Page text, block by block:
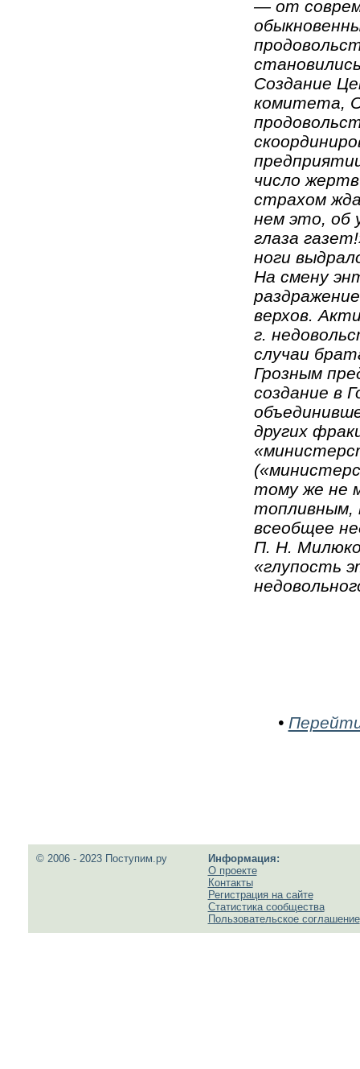
— от
Создание
комитета,
число
страхом
нем это, об
глаза
ноги
На смену
верхов.
г.
случаи
Грозным
создание в
других
тому же не
топливным,
всеобщее
П. Н.
«глупость
•
© 2006 - 2023 Поступим.ру
Информация:
О проекте
Контакты
Регистрация на сайте
Статистика сообщества
Пользовательское соглашение